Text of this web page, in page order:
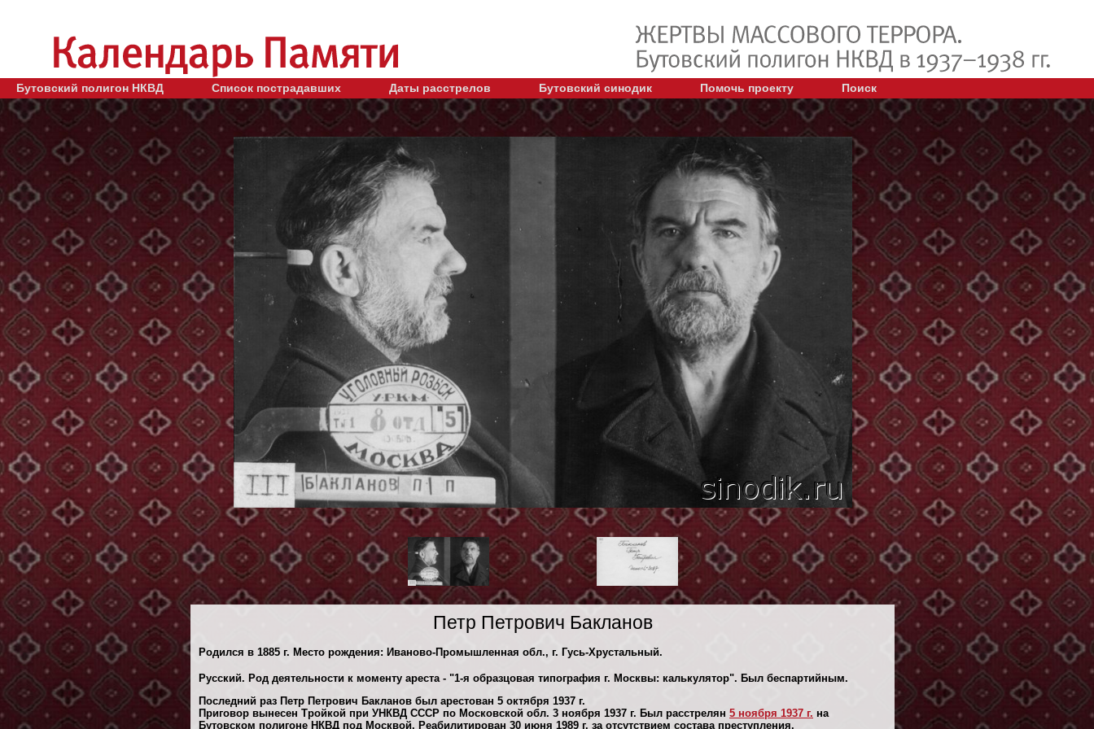
Бутовский полигон НКВД Список пострадавших Даты расстрелов Бутовский синодик Помочь проекту Поиск
Петр Петрович Бакланов
Родился в 1885 г. Место рождения: Иваново-Промышленная обл., г. Гусь-Хрустальный.
Русский. Род деятельности к моменту ареста - "1-я образцовая типография г. Москвы: калькулятор". Был беспартийным.
Последний раз Петр Петрович Бакланов был арестован 5 октября 1937 г.
Приговор вынесен Тройкой при УНКВД СССР по Московской обл. 3 ноября 1937 г. Был расстрелян 5 ноября 1937 г. на
Бутовском полигоне НКВД под Москвой. Реабилитирован 30 июня 1989 г. за отсутствием состава преступления.